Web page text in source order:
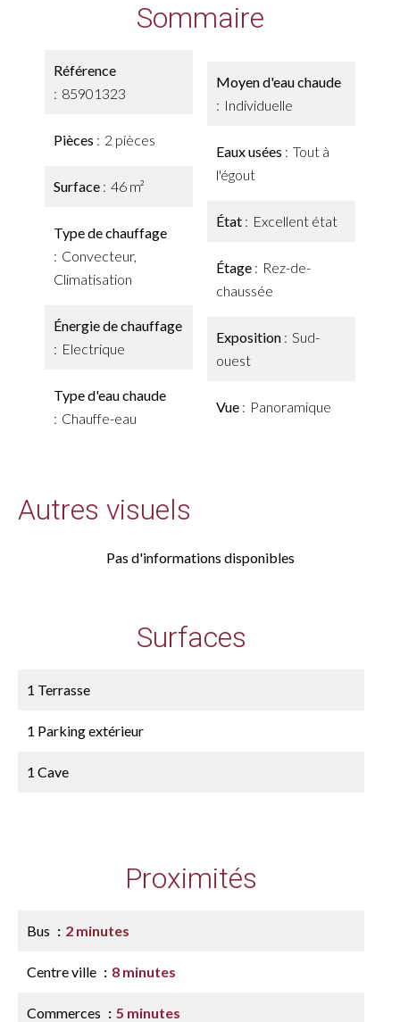
Sommaire
Référence
85901323
Pièces 2 pièces
Surface 46 m²
Type de chauffage
Convecteur,
Climatisation
Énergie de chauffage
Electrique
Type d'eau chaude
Chauffe-eau
Moyen d'eau chaude
Individuelle
Eaux usées
Tout à
l'égout
État Excellent état
Étage
Rez-de-
chaussée
Exposition
Sud-
ouest
Vue Panoramique
Autres visuels
Pas d'informations disponibles
Surfaces
1 Terrasse
1 Parking extérieur
1 Cave
Proximités
Bus 2 minutes
Centre ville 8 minutes
Commerces 5 minutes